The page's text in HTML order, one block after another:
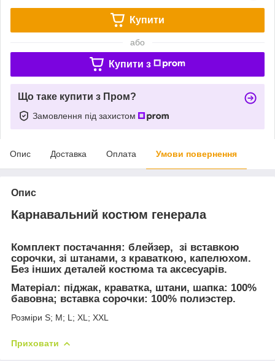
Купити
або
Купити з
Що таке купити з Пром?
Замовлення під захистом
Опис Доставка Оплата Умови повернення
Опис
Карнавальний костюм генерала
Комплект постачання: блейзер, зі вставкою
сорочки, зі штанами, з краваткою, капелюхом.
Без інших деталей костюма та аксесуарів.
Матеріал: піджак, краватка, штани, шапка: 100%
бавовна; вставка сорочки: 100% полиэстер.
Розміри S; M; L; XL; XXL
Приховати